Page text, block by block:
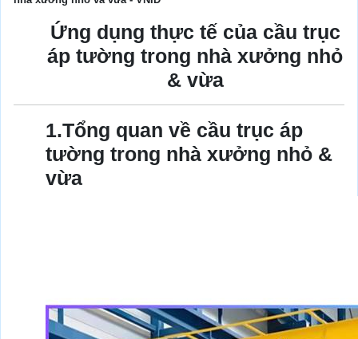
Ứng dụng thực tế của cầu trục
áp tường trong nhà xưởng nhỏ
& vừa
1.Tổng quan về cầu trục áp
tường trong nhà xưởng nhỏ &
vừa